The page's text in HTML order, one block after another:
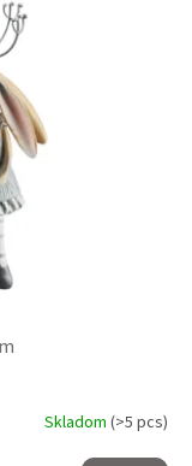
Skladom (>5 pcs)